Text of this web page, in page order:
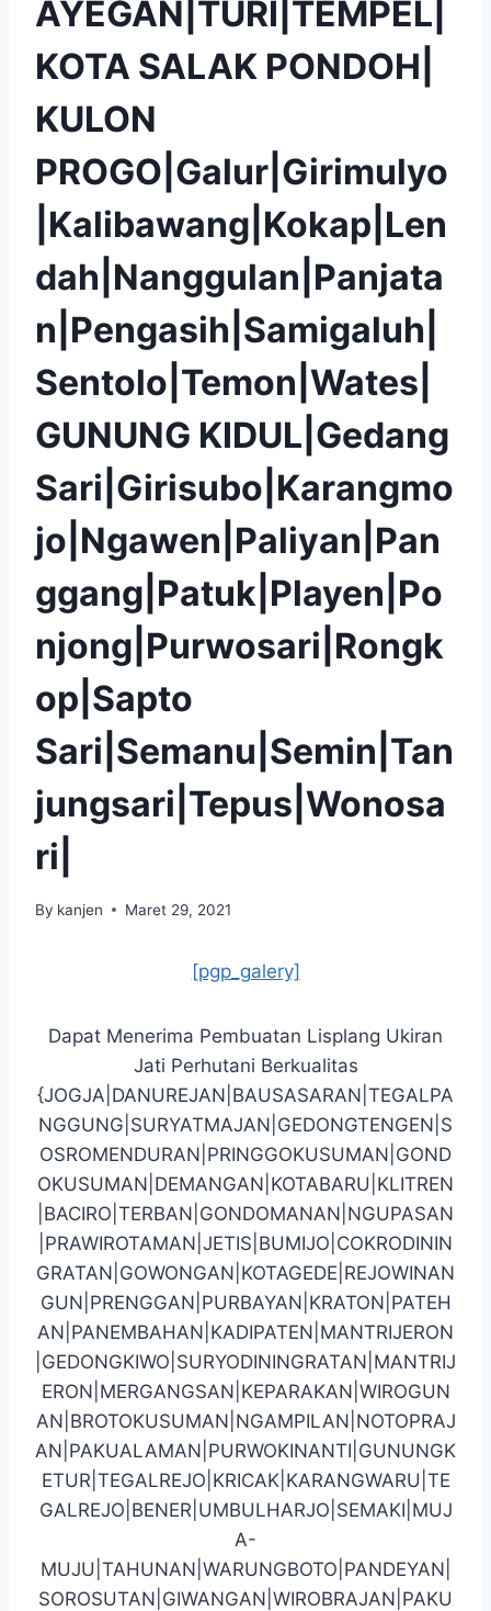
AYEGAN|TURI|TEMPEL|
KOTA SALAK PONDOH|
KULON
PROGO|Galur|Girimulyo
|Kalibawang|Kokap|Len
dah|Nanggulan|Panjata
n|Pengasih|Samigaluh|
Sentolo|Temon|Wates|
GUNUNG KIDUL|Gedang
Sari|Girisubo|Karangmo
jo|Ngawen|Paliyan|Pan
ggang|Patuk|Playen|Po
njong|Purwosari|Rongk
op|Sapto
Sari|Semanu|Semin|Tan
jungsari|Tepus|Wonosa
ri|
By kanjen Maret 29, 2021
[pgp_galery]
Dapat Menerima Pembuatan Lisplang Ukiran
Jati Perhutani Berkualitas
{JOGJA|DANUREJAN|BAUSASARAN|TEGALPA
NGGUNG|SURYATMAJAN|GEDONGTENGEN|S
OSROMENDURAN|PRINGGOKUSUMAN|GOND
OKUSUMAN|DEMANGAN|KOTABARU|KLITREN
|BACIRO|TERBAN|GONDOMANAN|NGUPASAN
|PRAWIROTAMAN|JETIS|BUMIJO|COKRODININ
GRATAN|GOWONGAN|KOTAGEDE|REJOWINAN
GUN|PRENGGAN|PURBAYAN|KRATON|PATEH
AN|PANEMBAHAN|KADIPATEN|MANTRIJERON
|GEDONGKIWO|SURYODININGRATAN|MANTRIJ
ERON|MERGANGSAN|KEPARAKAN|WIROGUN
AN|BROTOKUSUMAN|NGAMPILAN|NOTOPRAJ
AN|PAKUALAMAN|PURWOKINANTI|GUNUNGK
ETUR|TEGALREJO|KRICAK|KARANGWARU|TE
GALREJO|BENER|UMBULHARJO|SEMAKI|MUJ
A-
MUJU|TAHUNAN|WARUNGBOTO|PANDEYAN|
SOROSUTAN|GIWANGAN|WIROBRAJAN|PAKU